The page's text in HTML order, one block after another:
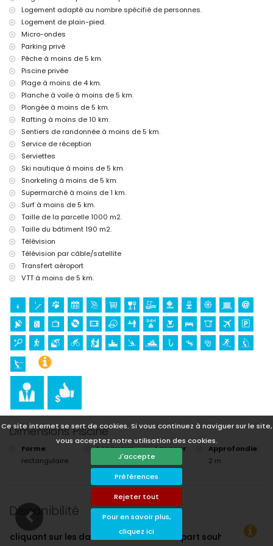
Ce site internet se sert de cookies. Si vous continuez à naviguer sur le site,
vous acceptez notre utilisation des cookies.
J'accepte
Préférences
Rejeter tout
Pour en savoir plus,
cliquez ici
Cinéma, théâtre, promenade (Paseo El Arenal et Jávea) (à moins de 5
kilomètres de la maison)
Lieux d'intérêt et culture à Jávea, Costa Blanca
Musée (Histórico de Jávea, Jávea), église (Virgen de Loreto, Puerto,
Jávea), monument (Pueblo de Jávea, Jávea), bâtiment architectural
(Histórico de Jávea, Jávea), lieu historique (Pueblo de Jávea et
Jávea) (à moins de 5 kilomètres de l'hébergement)
Ruine (Molinos de Viento et Jávea) (à moins de 10 kilomètres de
l'hébergement)
Château (Portal de la Vila et Denia) (à moins de 25 kilomètres de
l'hébergement)
Sports
Tennis (à moins de 1000 mètres de la villa)
Randonnée, VTT, cyclisme, escalade, canoë, kayak, pêche, plongée,
snorkeling, surf, planche à voile et ski nautique (à moins de 5
kilomètres de la villa)
Golf (Golf Club Jávea), équitation et rafting (à moins de 10 kilomètres
de la villa)
Logement adapté au nombre spécifié de personnes.
Logement de plain-pied.
Micro-ondes
Parking privé
Pêche à moins de 5 km.
Piscine privée
Plage à moins de 4 km.
Planche à voile à moins de 5 km.
Plongée à moins de 5 km.
Rafting à moins de 10 km.
Sentiers de randonnée à moins de 5 km.
Service de réception
Serviettes
Ski nautique à moins de 5 km.
Snorkeling à moins de 5 km.
Supermarché à moins de 1 km.
Surf à moins de 5 km.
Taille de la parcelle 1000 m2.
Taille du bâtiment 190 m2.
Télévision
Télévision par câble/satellite
Transfert aéroport
VTT à moins de 5 km.
Dimensions Piscine
Forme:
rectangulaire
Longueur:
Largeur:
Approfondie:
2 m.
Disponibilité
départ souhaitées !